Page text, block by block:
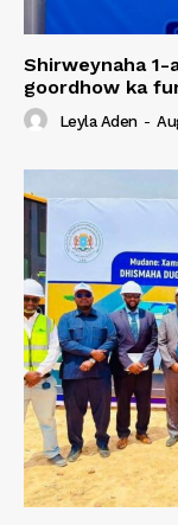
Shirweynaha 1-
goordhow ka
Leyla Aden -